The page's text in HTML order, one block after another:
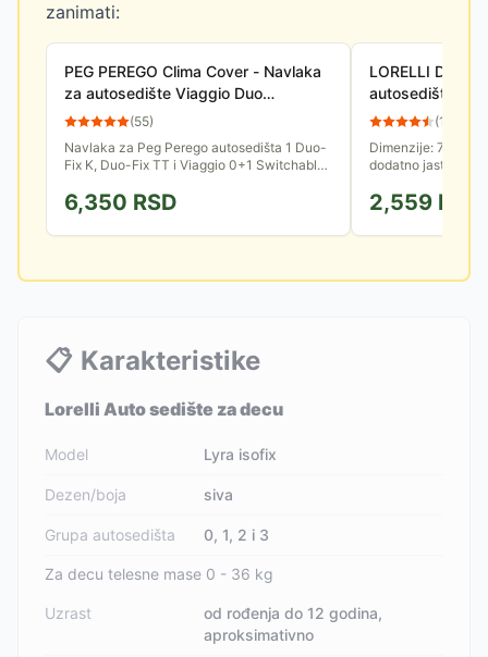
zanimati:
PEG PEREGO Clima Cover - Navlaka
za autosedište Viaggio Duo
Fix/TT/0+1 P386006
(55)
Navlaka za Peg Perego autosedišta 1 Duo-
Fix K, Duo-Fix TT i Viaggio 0+1 Switchable.
6,350 RSD
LORELLI
autosedište
20040200000
(15
Dimenzije: 70 x 29
dodatno jastuče
uzrast.
2,559 RSD
📋 Karakteristike
Lorelli Auto sedište za decu
Model Lyra isofix
Dezen/boja siva
Grupa autosedišta 0, 1, 2 i 3
Za decu telesne mase 0 - 36 kg
Uzrast
od rođenja do 12 godina,
aproksimativno